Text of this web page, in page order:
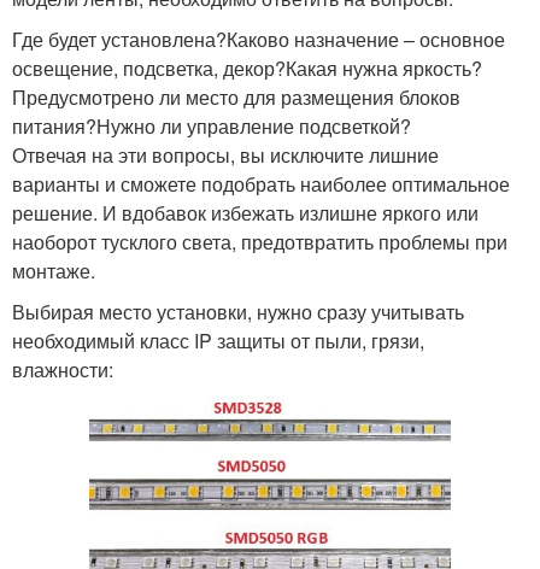
Где будет установлена?Каково назначение – основное
освещение, подсветка, декор?Какая нужна яркость?
Предусмотрено ли место для размещения блоков
питания?Нужно ли управление подсветкой?
Отвечая на эти вопросы, вы исключите лишние
варианты и сможете подобрать наиболее оптимальное
решение. И вдобавок избежать излишне яркого или
наоборот тусклого света, предотвратить проблемы при
монтаже.
Выбирая место установки, нужно сразу учитывать
необходимый класс IP защиты от пыли, грязи,
влажности: